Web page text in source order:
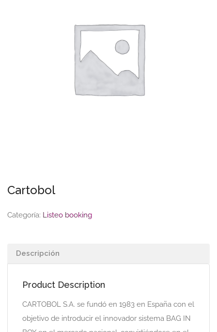
Cartobol
Categoría: Listeo booking
Descripción
Product Description
CARTOBOL S.A. se fundó en 1983 en España con el
objetivo de introducir el innovador sistema BAG IN